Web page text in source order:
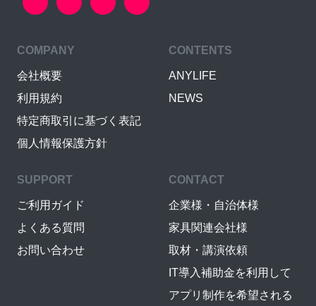
COMPANY
会社概要
利用規約
特定商取引に基づく表記
個人情報保護方針
CONTENTS
ANYLIFE
NEWS
SUPPORT
ご利用ガイド
よくある質問
お問い合わせ
CONTACT
企業様・自治体様
家具関連会社様
取材・講演依頼
IT導入補助金を利用して
アプリ制作を希望される